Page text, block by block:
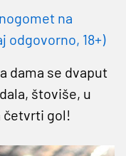
na
odgovorno, 18+)
dama se dvaput
štoviše, u
četvrti gol!